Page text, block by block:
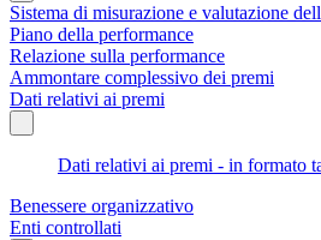
Sistema di misurazione e valutazione
Piano della performance
Relazione sulla performance
Ammontare complessivo dei premi
Dati relativi ai premi
Dati relativi ai premi - in formato
Benessere organizzativo
Enti controllati